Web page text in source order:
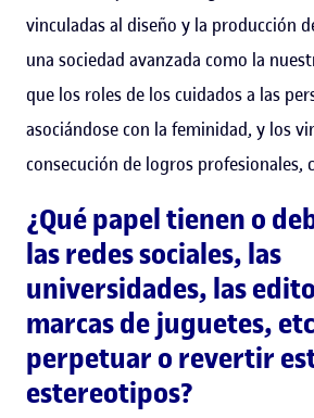
vinculadas al diseño y la producción
una sociedad avanzada como la
que los roles de los cuidados a las
asociándose con la feminidad, y los
consecución de logros profesionales,
¿Qué papel tienen o
las redes sociales, las
universidades, las
marcas de juguetes,
perpetuar o revertir
estereotipos?